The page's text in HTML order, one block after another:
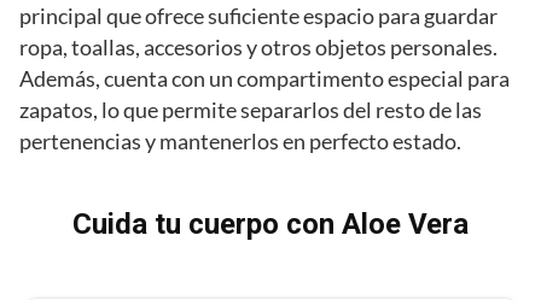
principal que ofrece suficiente espacio para guardar
ropa, toallas, accesorios y otros objetos personales.
Además, cuenta con un compartimento especial para
zapatos, lo que permite separarlos del resto de las
pertenencias y mantenerlos en perfecto estado.
Cuida tu cuerpo con Aloe Vera